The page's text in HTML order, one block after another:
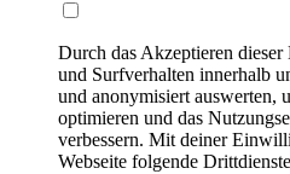
Durch das Akzeptieren
und Surfverhalten innerhalb
und anonymisiert auswerten,
optimieren und das
verbessern. Mit deiner
Webseite folgende